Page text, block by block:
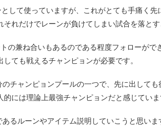
して使っていますが、これがとても手痛く先
それだけでレーンが負けてしまい試合を落とす
の兼ね合いもあるのである程度フォローがで
ても戦えるチャンピョンが必要です。
チャンピョンプールの一つで、先に出して
には理論上最強チャンピョンだと感じていま
るルーンやアイテム説明していこうと思いま